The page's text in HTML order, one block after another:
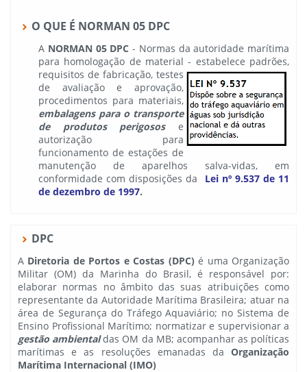
O QUE É NORMAN 05 DPC
A NORMAN 05 DPC - Normas da autoridade marítima
para homologação de material - estabelece padrões,
requisitos de fabricação, testes
de avaliação e aprovação,
procedimentos para materiais,
embalagens para o transporte
de produtos perigosose
autorização para
funcionamento de estações de
manutenção de aparelhos salva-vidas, em
conformidade com disposições da
Lei nº 9.537 de 11
de dezembro de 1997.
DPC
A Diretoria de Portos e Costas (DPC)é uma Organização
Militar (OM) da Marinha do Brasil, é responsável por:
elaborar normas no âmbito das suas atribuições como
representante da Autoridade Marítima Brasileira; atuar na
área de Segurança do Tráfego Aquaviário; no Sistema de
Ensino Profissional Marítimo; normatizar e supervisionar a
gestão ambientaldas OM da MB; acompanhar as políticas
marítimas e as resoluções emanadas da Organização
Marítima Internacional (IMO)